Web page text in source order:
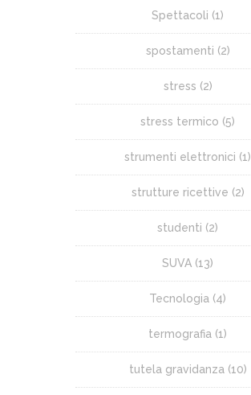
Spettacoli (1)
spostamenti (2)
stress (2)
stress termico (5)
strumenti elettronici (1)
strutture ricettive (2)
studenti (2)
SUVA (13)
Tecnologia (4)
termografia (1)
tutela gravidanza (10)